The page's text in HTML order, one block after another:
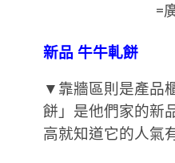
=
新品 牛牛軋餅
▼靠牆區則是產品
餅」是他們家的新
高就知道它的人氣